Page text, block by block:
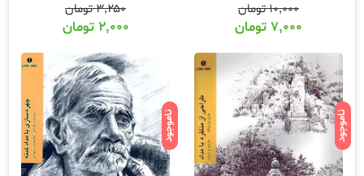
۱۰,۰۰۰تومان
۷,۰۰۰ تومان
۳,۲۵۰تومان
۲,۰۰۰ تومان
ناموجود ناموجود